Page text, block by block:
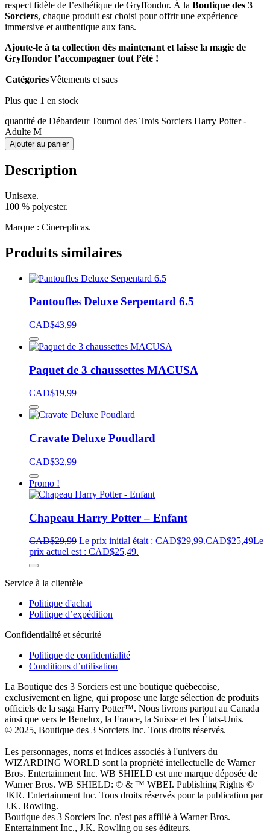
respect fidèle de l’esthétique de Gryffondor. À la Boutique des 3
Sorciers, chaque produit est choisi pour offrir une expérience
immersive et authentique aux fans.
Ajoute-le à ta collection dès maintenant et laisse la magie de
Gryffondor t’accompagner tout l’été !
CatégoriesVêtements et sacs
Plus que 1 en stock
quantité de Débardeur Tournoi des Trois Sorciers Harry Potter -
Adulte M
Ajouter au panier
Description
Unisexe.
100 % polyester.
Marque : Cinereplicas.
Produits similaires
Pantoufles Deluxe Serpentard 6.5
CAD$43,99
Paquet de 3 chaussettes MACUSA
CAD$19,99
Cravate Deluxe Poudlard
CAD$32,99
Promo !
Chapeau Harry Potter – Enfant
CAD$29,99 Le prix initial était : CAD$29,99.CAD$25,49Le
prix actuel est : CAD$25,49.
Service à la clientèle
Politique d'achat
Politique d’expédition
Confidentialité et sécurité
Politique de confidentialité
Conditions d’utilisation
La Boutique des 3 Sorciers est une boutique québecoise,
exclusivement en ligne, qui propose une large sélection de produits
officiels de la saga Harry Potter™. Nous livrons partout au Canada
ainsi que vers le Benelux, la France, la Suisse et les États-Unis.
© 2025, Boutique des 3 Sorciers Inc. Tous droits réservés.
Les personnages, noms et indices associés à l'univers du
WIZARDING WORLD sont la propriété intellectuelle de Warner
Bros. Entertainment Inc. WB SHIELD est une marque déposée de
Warner Bros. WB SHIELD: © & ™ WBEI. Publishing Rights ©
JKR. Entertainment Inc. Tous droits réservés pour la publication par
J.K. Rowling.
Boutique des 3 Sorciers Inc. n'est pas affilié à Warner Bros.
Entertainment Inc., J.K. Rowling ou ses éditeurs.